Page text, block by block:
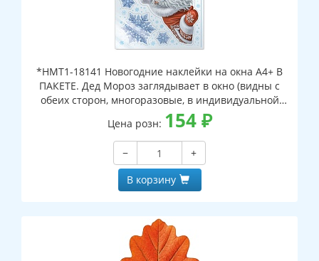
*НМТ1-18141 Новогодние наклейки на окна А4+ В
ПАКЕТЕ. Дед Мороз заглядывает в окно (видны с
обеих сторон, многоразовые, в индивидуальной
упаковке, с европодвесом и клеевым клапаном)
Цена розн: 154₽
−
+
В корзину